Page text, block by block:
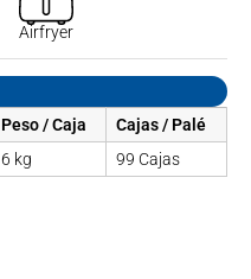
Airfryer
Peso / Caja
Cajas / Palé
6 kg 99 Cajas